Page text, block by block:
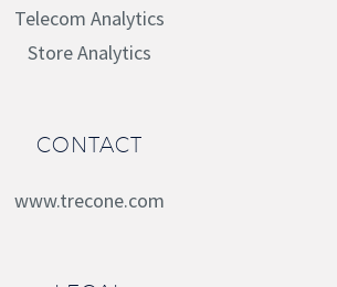
Telecom Analytics
Store Analytics
CONTACT
www.trecone.com